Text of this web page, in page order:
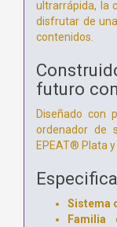
ultrarrápida, la
disfrutar de
contenidos.
futuro
Diseñado con
ordenador de
EPEAT® Plata y
Sistema
Familia